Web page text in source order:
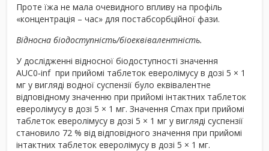
Проте їжа не мала очевидного впливу на профіль
«концентрація – час» для постабсорбційної фази.
Відносна біодоступність/біоеквівалентність.
У дослідженні відносної біодоступності значення
AUC0‑inf при прийомі таблеток еверолімусу в дозі 5 × 1
мг у вигляді водної суспензії було еквівалентне
відповідному значенню при прийомі інтактних таблеток
еверолімусу в дозі 5 × 1 мг. Значення Cmax при прийомі
таблеток еверолімусу в дозі 5 × 1 мг у вигляді суспензії
становило 72 % від відповідного значення при прийомі
інтактних таблеток еверолімусу в дозі 5 × 1 мг.